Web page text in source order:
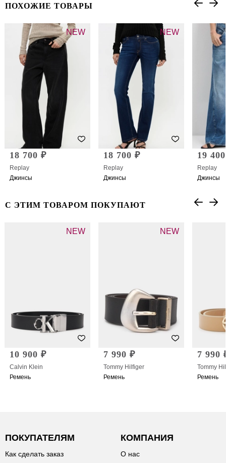
ПОХОЖИЕ ТОВАРЫ
NEW
18 700 ₽
Replay
Джинсы
NEW
18 700 ₽
Replay
Джинсы
19
Replay
Джинсы
С ЭТИМ ТОВАРОМ ПОКУПАЮТ
NEW
10 900 ₽
Calvin Klein
Ремень
NEW
7 990 ₽
Tommy Hilfiger
Ремень
7 990
Tommy
Ремень
ПОКУПАТЕЛЯМ
Как сделать заказ
КОМПАНИЯ
О нас